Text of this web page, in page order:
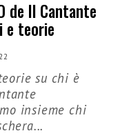
de Il Cantante
e teorie
su chi è
insieme chi